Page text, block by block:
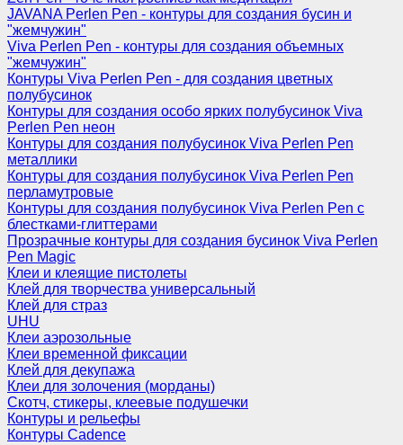
JAVANA Perlen Pen - контуры для создания бусин и
"жемчужин"
Viva Perlen Pen - контуры для создания объемных
"жемчужин"
Контуры Viva Perlen Pen - для создания цветных
полубусинок
Контуры для создания особо ярких полубусинок Viva
Perlen Pen неон
Контуры для создания полубусинок Viva Perlen Pen
металлики
Контуры для создания полубусинок Viva Perlen Pen
перламутровые
Контуры для создания полубусинок Viva Perlen Pen с
блестками-глиттерами
Прозрачные контуры для создания бусинок Viva Perlen
Pen Magic
Клеи и клеящие пистолеты
Клей для творчества универсальный
Клей для страз
UHU
Клеи аэрозольные
Клеи временной фиксации
Клей для декупажа
Клеи для золочения (морданы)
Скотч, стикеры, клеевые подушечки
Контуры и рельефы
Контуры Cadence